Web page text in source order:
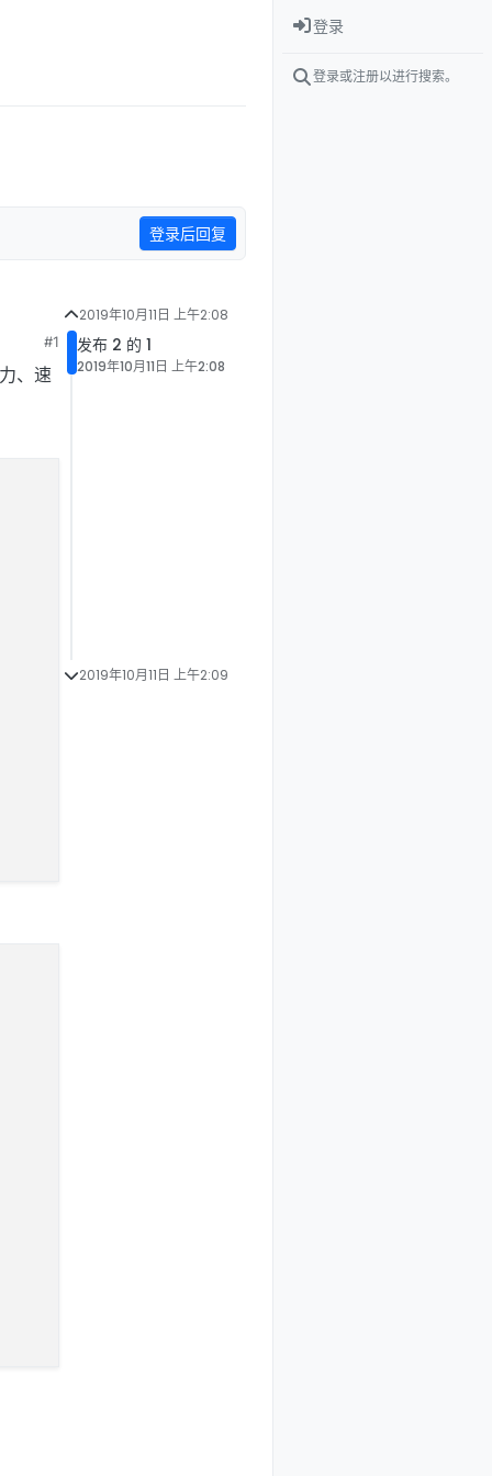
登录后回复
#1
、速
2019年10月11日 上午2:08
发布 2 的 1
2019年10月11日 上午2:08
2019年10月11日 上午2:09
登录
登录或注册以进行搜索。